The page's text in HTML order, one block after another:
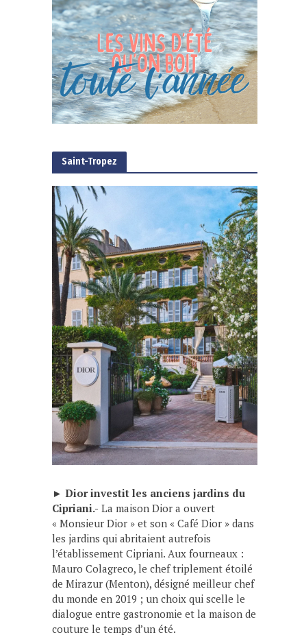
Saint-Tropez
► Dior investit les anciens jardins du
Cipriani.- La maison Dior a ouvert
« Monsieur Dior » et son « Café Dior » dans
les jardins qui abritaient autrefois
l’établissement Cipriani. Aux fourneaux :
Mauro Colagreco, le chef triplement étoilé
de Mirazur (Menton), désigné meilleur chef
du monde en 2019 ; un choix qui scelle le
dialogue entre gastronomie et la maison de
couture le temps d’un été.